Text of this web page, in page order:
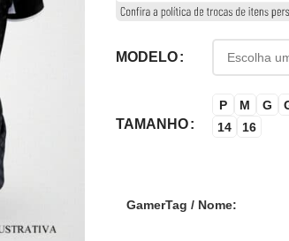
MODELO
TAMANHO
P M G
14
16
GamerTag / Nome: